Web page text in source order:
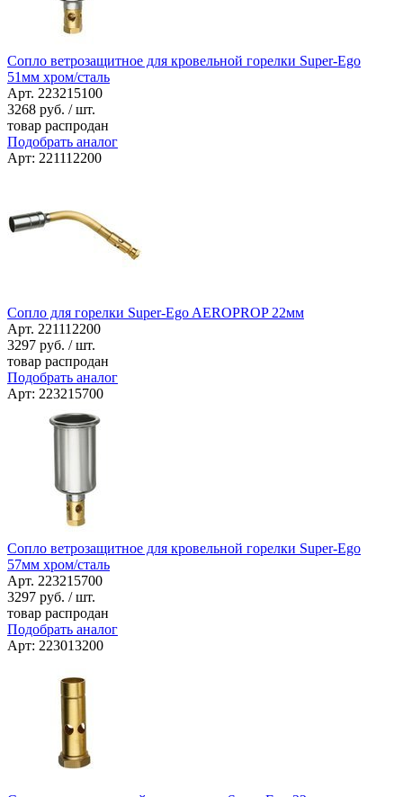
Сопло ветрозащитное для кровельной горелки Super-Ego
51мм хром/сталь
Арт. 223215100
3268 руб. / шт.
товар распродан
Подобрать аналог
Арт: 221112200
Сопло для горелки Super-Ego AEROPROP 22мм
Арт. 221112200
3297 руб. / шт.
товар распродан
Подобрать аналог
Арт: 223215700
Сопло ветрозащитное для кровельной горелки Super-Ego
57мм хром/сталь
Арт. 223215700
3297 руб. / шт.
товар распродан
Подобрать аналог
Арт: 223013200